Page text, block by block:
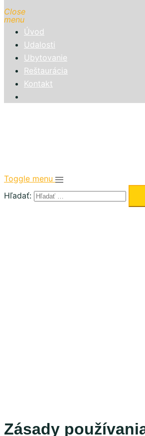
Close
menu
Úvod
Udalosti
Ubytovanie
Reštaurácia
Kontakt
Toggle menu
Hľadať:
Zásady